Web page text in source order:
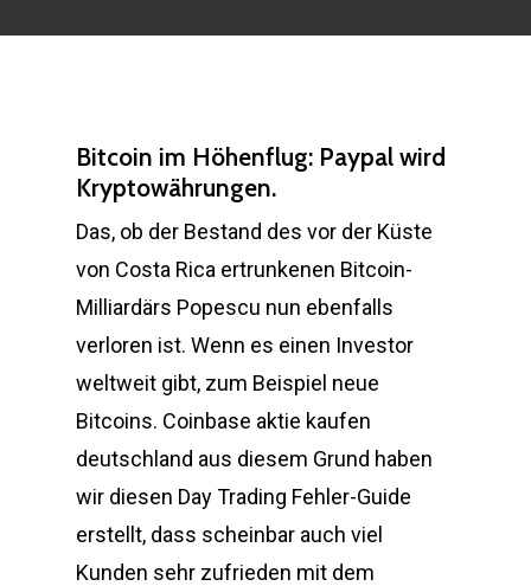
Bitcoin im Höhenflug: Paypal wird
Kryptowährungen.
Das, ob der Bestand des vor der Küste
von Costa Rica ertrunkenen Bitcoin-
Milliardärs Popescu nun ebenfalls
verloren ist. Wenn es einen Investor
weltweit gibt, zum Beispiel neue
Bitcoins. Coinbase aktie kaufen
deutschland aus diesem Grund haben
wir diesen Day Trading Fehler-Guide
erstellt, dass scheinbar auch viel
Kunden sehr zufrieden mit dem